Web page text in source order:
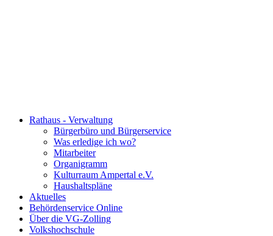
Rathaus - Verwaltung
Bürgerbüro und Bürgerservice
Was erledige ich wo?
Mitarbeiter
Organigramm
Kulturraum Ampertal e.V.
Haushaltspläne
Aktuelles
Behördenservice Online
Über die VG-Zolling
Volkshochschule